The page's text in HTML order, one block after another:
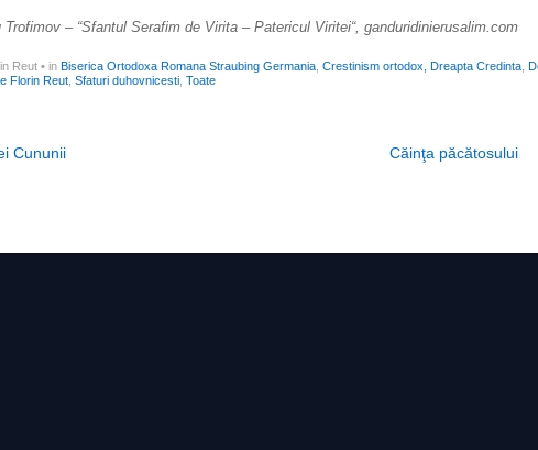
– “Sfantul Serafim de Virita – Patericul Viritei“, ganduridinierusalim.com
Reut • in Biserica Ortodoxa Romana Straubing Germania Crestinism ortodox, Dreapta Credinta
Florin Reut Sfaturi duhovnicesti Toate
Cununii Căinţa păcătosului